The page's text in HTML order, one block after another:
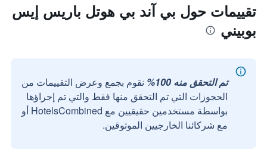
تقييمات حول بي آند بي هوتل باريس إيس
بوبيني
تم التحقق منه 100%
نقوم بجمع وعرض التقييمات من
الحجوزات التي تم التحقق منها فقط والتي تم إجراؤها
بواسطة مستخدمين حقيقيين مع HotelsCombined أو
مع شركائنا الخارجيين الموثوقين.